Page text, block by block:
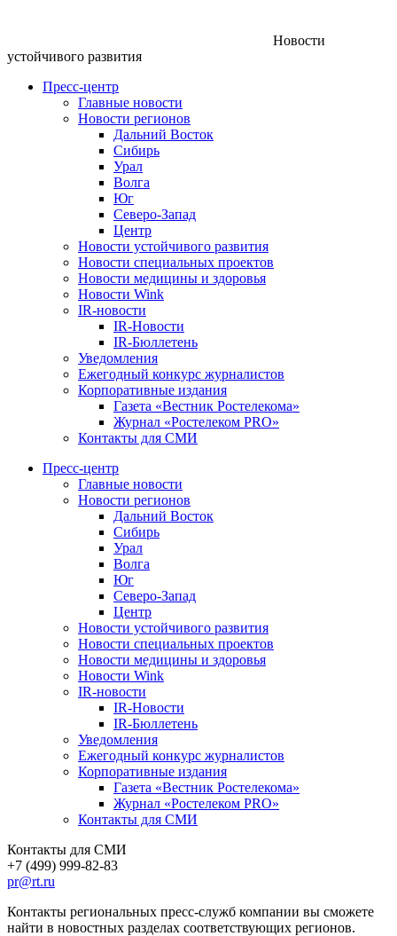
Новости
устойчивого развития
Пресс-центр
Главные новости
Новости регионов
Дальний Восток
Сибирь
Урал
Волга
Юг
Северо-Запад
Центр
Новости устойчивого развития
Новости специальных проектов
Новости медицины и здоровья
Новости Wink
IR-новости
IR-Новости
IR-Бюллетень
Уведомления
Ежегодный конкурс журналистов
Корпоративные издания
Газета «Вестник Ростелекома»
Журнал «Ростелеком PRO»
Контакты для СМИ
Пресс-центр
Главные новости
Новости регионов
Дальний Восток
Сибирь
Урал
Волга
Юг
Северо-Запад
Центр
Новости устойчивого развития
Новости специальных проектов
Новости медицины и здоровья
Новости Wink
IR-новости
IR-Новости
IR-Бюллетень
Уведомления
Ежегодный конкурс журналистов
Корпоративные издания
Газета «Вестник Ростелекома»
Журнал «Ростелеком PRO»
Контакты для СМИ
Контакты для СМИ
+7 (499) 999-82-83
pr@rt.ru
Контакты региональных пресс-служб компании вы сможете
найти в новостных разделах соответствующих регионов.